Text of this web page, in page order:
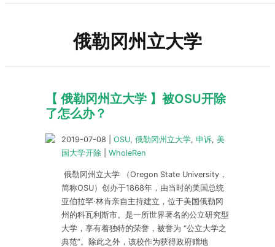
俄勒冈州立大学
【 俄勒冈州立大学 】被OSU开除
了怎么办？
2019-07-08 OSU, 俄勒冈州立大学, 申诉, 美
国大学开除
WholeRen
俄勒冈州立大学 （Oregon State University，
简称OSU）创办于1868年，由当时的美国总统
亚伯拉罕·林肯亲自主持建立，位于美国俄勒冈
州的科瓦利斯市。是一所世界著名的公立研究型
大学，享有着独特的荣誉，被誉为 “公立大学之
典范”。除此之外，该校作为获得政府赠地